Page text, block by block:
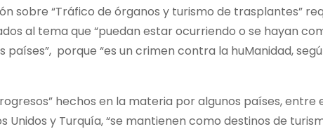
sobre “Tráfico de órganos y turismo de trasplantes”
al tema que “puedan estar ocurriendo o se hayan
porque “es un crimen contra la huManidad,
hechos en la materia por algunos países, entre
Unidos y Turquía, “se mantienen como destinos de